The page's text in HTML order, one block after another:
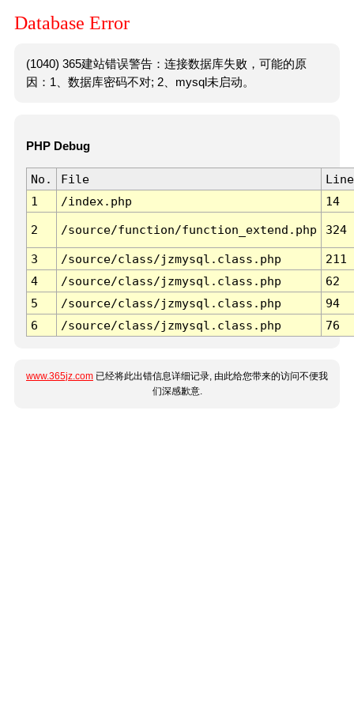
Database Error
(1040) 365建站错误警告：连接数据库失败，可能的原
因：1、数据库密码不对; 2、mysql未启动。
PHP Debug
No. File
Line
1
/index.php 14
2 /source/function/function_extend.php 324
3 /source/class/jzmysql.class.php
211
4
/source/class/jzmysql.class.php
62
5
/source/class/jzmysql.class.php
94
6
/source/class/jzmysql.class.php 76
www.365jz.com 已经将此出错信息详细记录, 由此给您带来的访问不便我
们深感歉意.